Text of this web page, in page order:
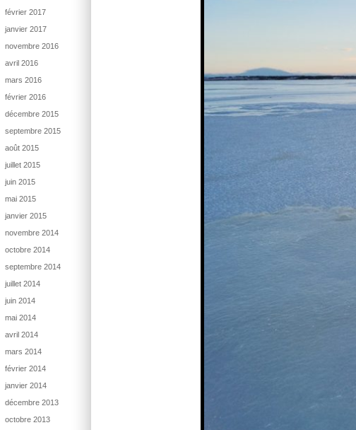
février 2017
janvier 2017
novembre 2016
avril 2016
mars 2016
février 2016
décembre 2015
septembre 2015
août 2015
juillet 2015
juin 2015
mai 2015
janvier 2015
novembre 2014
octobre 2014
septembre 2014
juillet 2014
juin 2014
mai 2014
avril 2014
mars 2014
février 2014
janvier 2014
décembre 2013
octobre 2013